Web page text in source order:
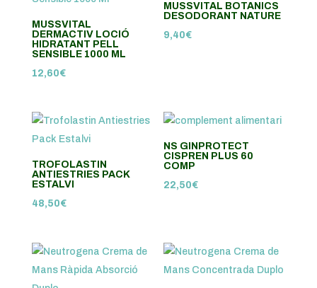
MUSSVITAL
DERMACTIV LOCIÓ
HIDRATANT PELL
SENSIBLE 1000 ML
12,60€
MUSSVITAL BOTANICS
DESODORANT NATURE
9,40€
TROFOLASTIN
ANTIESTRIES PACK
ESTALVI
48,50€
NS GINPROTECT
CISPREN PLUS 60
COMP
22,50€